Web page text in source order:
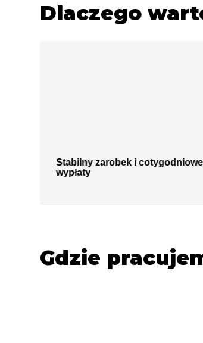
Dlaczego
Stabilny zarobek i cotygodniowe
wypłaty
Gdzie